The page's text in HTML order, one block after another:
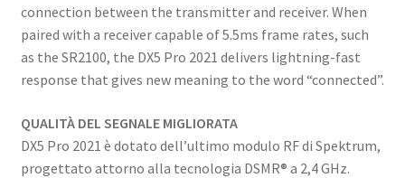
connection between the transmitter and receiver. When
paired with a receiver capable of 5.5ms frame rates, such
as the SR2100, the DX5 Pro 2021 delivers lightning-fast
response that gives new meaning to the word “connected”.
QUALITÀ DEL SEGNALE MIGLIORATA
DX5 Pro 2021 è dotato dell’ultimo modulo RF di Spektrum,
progettato attorno alla tecnologia DSMR® a 2,4 GHz.